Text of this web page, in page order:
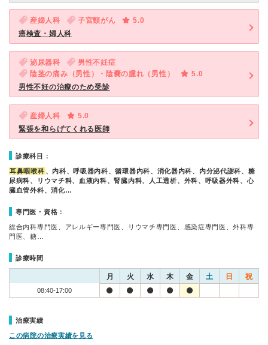
産婦人科 子宮頸がん
5.0
癌検査・婦人科
泌尿器科
男性不妊症
陰茎の痛み（男性）・陰嚢の腫れ（男性）
5.0
男性不妊の治療のため受診
産婦人科
5.0
緊張を和らげてくれる医師
診療科目：
耳鼻咽喉科 、内科、呼吸器内科、循環器内科、消化器内科、内分泌代謝科、糖
尿病科、リウマチ科、血液内科、腎臓内科、人工透析、外科、呼吸器外科、心
臓血管外科、消化…
専門医・資格：
総合内科専門医、アレルギー専門医、リウマチ専門医、感染症専門医、外科専
門医、糖…
診療時間
月 火 水 木 金 土 日 祝
08:40-17:00
治療実績
この病院の治療実績を見る